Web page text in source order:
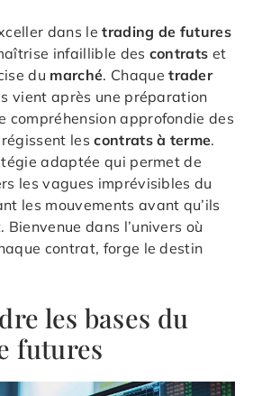
dans letrading de futures
infaillible des contrats et
du marché. Chaquetrader
vient après une préparation
compréhension approfondie des
régissent lescontrats à terme.
adaptée qui permet de
les vagues imprévisibles du
les mouvements avant qu’ils
Bienvenue dans l’univers où
contrat, forge le destin
les bases du
futures